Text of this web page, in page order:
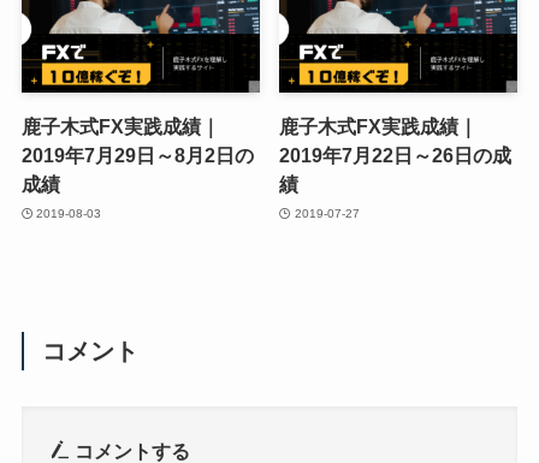
鹿子木式FX実践成績｜
2019年7月29日～8月2日の
成績
2019-08-03
鹿子木式FX実践成績｜
2019年7月22日～26日の成
績
2019-07-27
コメント
コメントする